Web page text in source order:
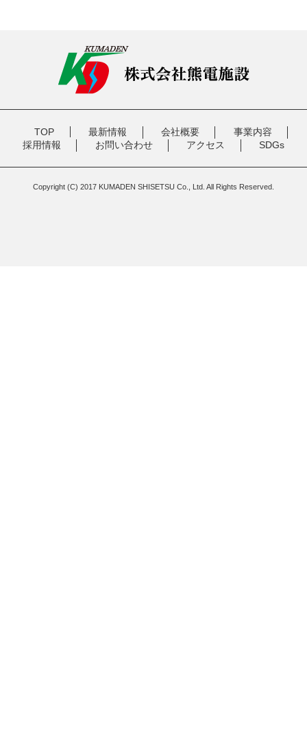
TOP 最新情報 会社概要
事業内容
採用情報
お問い合わせ アクセス SDGs
Copyright (C) 2017 KUMADEN SHISETSU Co., Ltd. All Rights Reserved.